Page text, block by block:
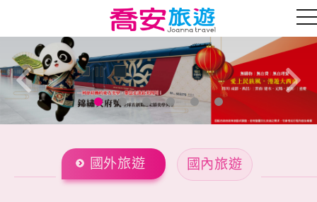
往前 往後
國外旅遊 國內旅遊